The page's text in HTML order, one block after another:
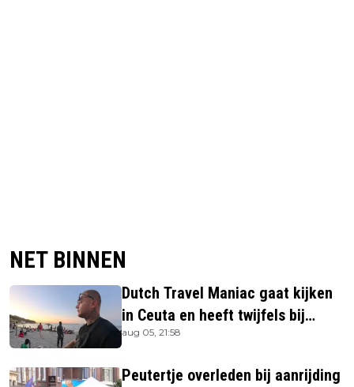
NET BINNEN
Dutch Travel Maniac gaat kijken
in Ceuta en heeft twijfels bij
berichtgeving media
aug 05, 21:58
Peutertje overleden bij aanrijding